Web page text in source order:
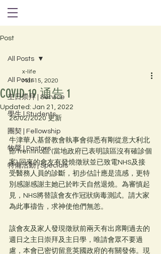
Post
All Posts
主日崇拜 | Service
學生 | Students
團契 | Fellowship
牧聲 | Pastors
特備活動 | Specials
All Posts
COVID-19 通告 1
x-life
Mar 15, 2020
Updated: Jan 21, 2022
28/02/2020 更新
牛津華人基督教會執事會得悉有剛從意大利北
部Trentino區 (當地政府已表明該區沒有確診個
案) 回來的會友有發燒徵狀並已致電NHS及接
受醫務人員的診斷，初步估計應是流感，更特
別感謝感謝主她已於昨天自然退燒。為審慎起
見，NHS將替該會友作冠狀病毒測試。請大家
為此事禱告，求神使他們無恙。
該會友及家人發現徵狀前兩天有出席剛過去的
週日之主日崇拜及主日學，唯請會眾不要過
慮，本會已密切留意英國政府的有關發佈。現